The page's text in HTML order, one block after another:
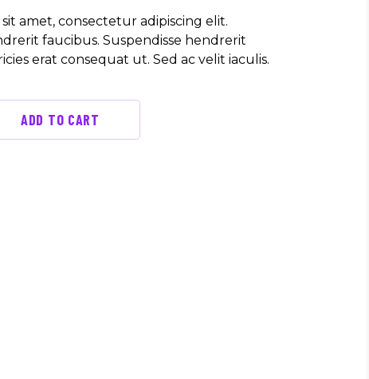
amet, consectetur adipiscing elit.
faucibus. Suspendisse hendrerit
erat consequat ut. Sed ac velit iaculis.
ADD TO CART